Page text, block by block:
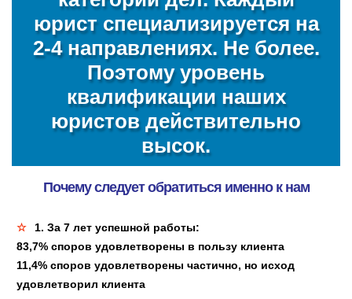
юрист специализируется на
2-4 направлениях. Не более.
Поэтому уровень
квалификации наших
юристов действительно
высок.
Почему следует обратиться именно к нам
1. За 7 лет успешной работы:
83,7% споров удовлетворены в пользу клиента
11,4% споров удовлетворены частично, но исход
удовлетворил клиента